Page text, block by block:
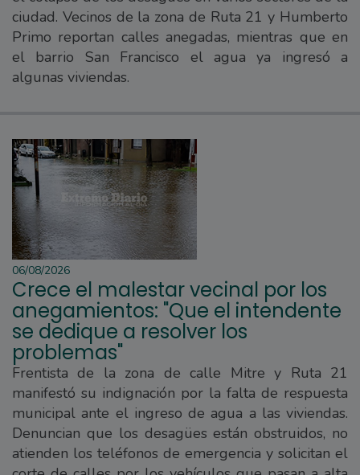
ciudad. Vecinos de la zona de Ruta 21 y Humberto
Primo reportan calles anegadas, mientras que en
el barrio San Francisco el agua ya ingresó a
algunas viviendas.
06/08/2026
Crece el malestar vecinal por los
anegamientos: "Que el intendente
se dedique a resolver los
problemas"
Frentista de la zona de calle Mitre y Ruta 21
manifestó su indignación por la falta de respuesta
municipal ante el ingreso de agua a las viviendas.
Denuncian que los desagües están obstruidos, no
atienden los teléfonos de emergencia y solicitan el